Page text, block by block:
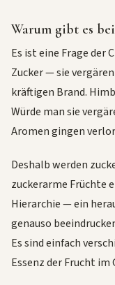
Warum gibt es
Es ist eine Frage der
Zucker — sie
kräftigen Brand.
Würde man sie
Aromen gingen
Deshalb werden
zuckerarme Früchte
Hierarchie — ein
genauso
Es sind einfach
Essenz der Frucht im